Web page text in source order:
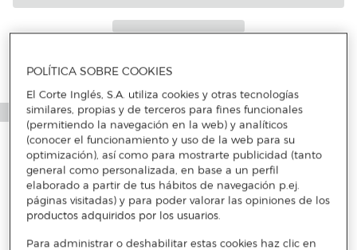
POLÍTICA SOBRE COOKIES
El Corte Inglés, S.A. utiliza cookies y otras tecnologías
similares, propias y de terceros para fines funcionales
(permitiendo la navegación en la web) y analíticos
(conocer el funcionamiento y uso de la web para su
optimización), así como para mostrarte publicidad (tanto
general como personalizada, en base a un perfil
elaborado a partir de tus hábitos de navegación p.ej.
páginas visitadas) y para poder valorar las opiniones de los
productos adquiridos por los usuarios.
Para administrar o deshabilitar estas cookies haz clic en